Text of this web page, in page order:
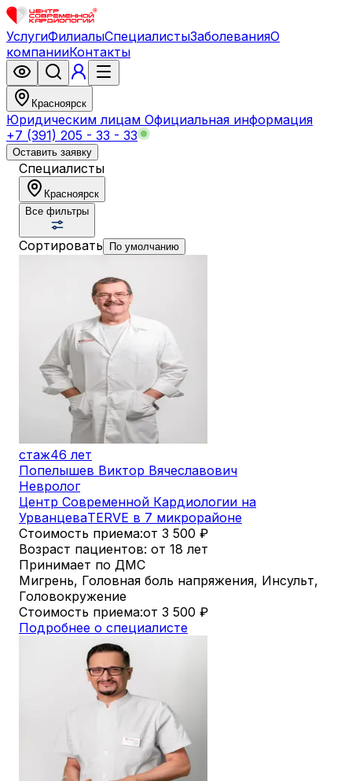
УслугиФилиалыСпециалистыЗаболеванияО
компанииКонтакты
Красноярск
Юридическим лицам Официальная информация
+7 (391) 205 - 33 - 33
Оставить заявку
Специалисты
Красноярск
Все фильтры
Сортировать По умолчанию
стаж46 лет
Попелышев Виктор Вячеславович
Невролог
Центр Современной Кардиологии на
УрванцеваTERVE в 7 микрорайоне
Стоимость приема:от 3 500 ₽
Возраст пациентов: от 18 лет
Принимает по ДМС
Мигрень, Головная боль напряжения, Инсульт,
Головокружение
Стоимость приема:от 3 500 ₽
Подробнее о специалисте